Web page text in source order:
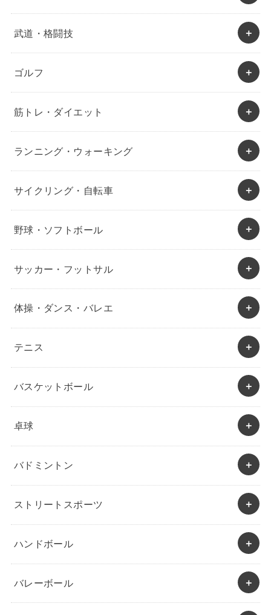
武道・格闘技
ゴルフ
筋トレ・ダイエット
ランニング・ウォーキング
サイクリング・自転車
野球・ソフトボール
サッカー・フットサル
体操・ダンス・バレエ
テニス
バスケットボール
卓球
バドミントン
ストリートスポーツ
ハンドボール
バレーボール